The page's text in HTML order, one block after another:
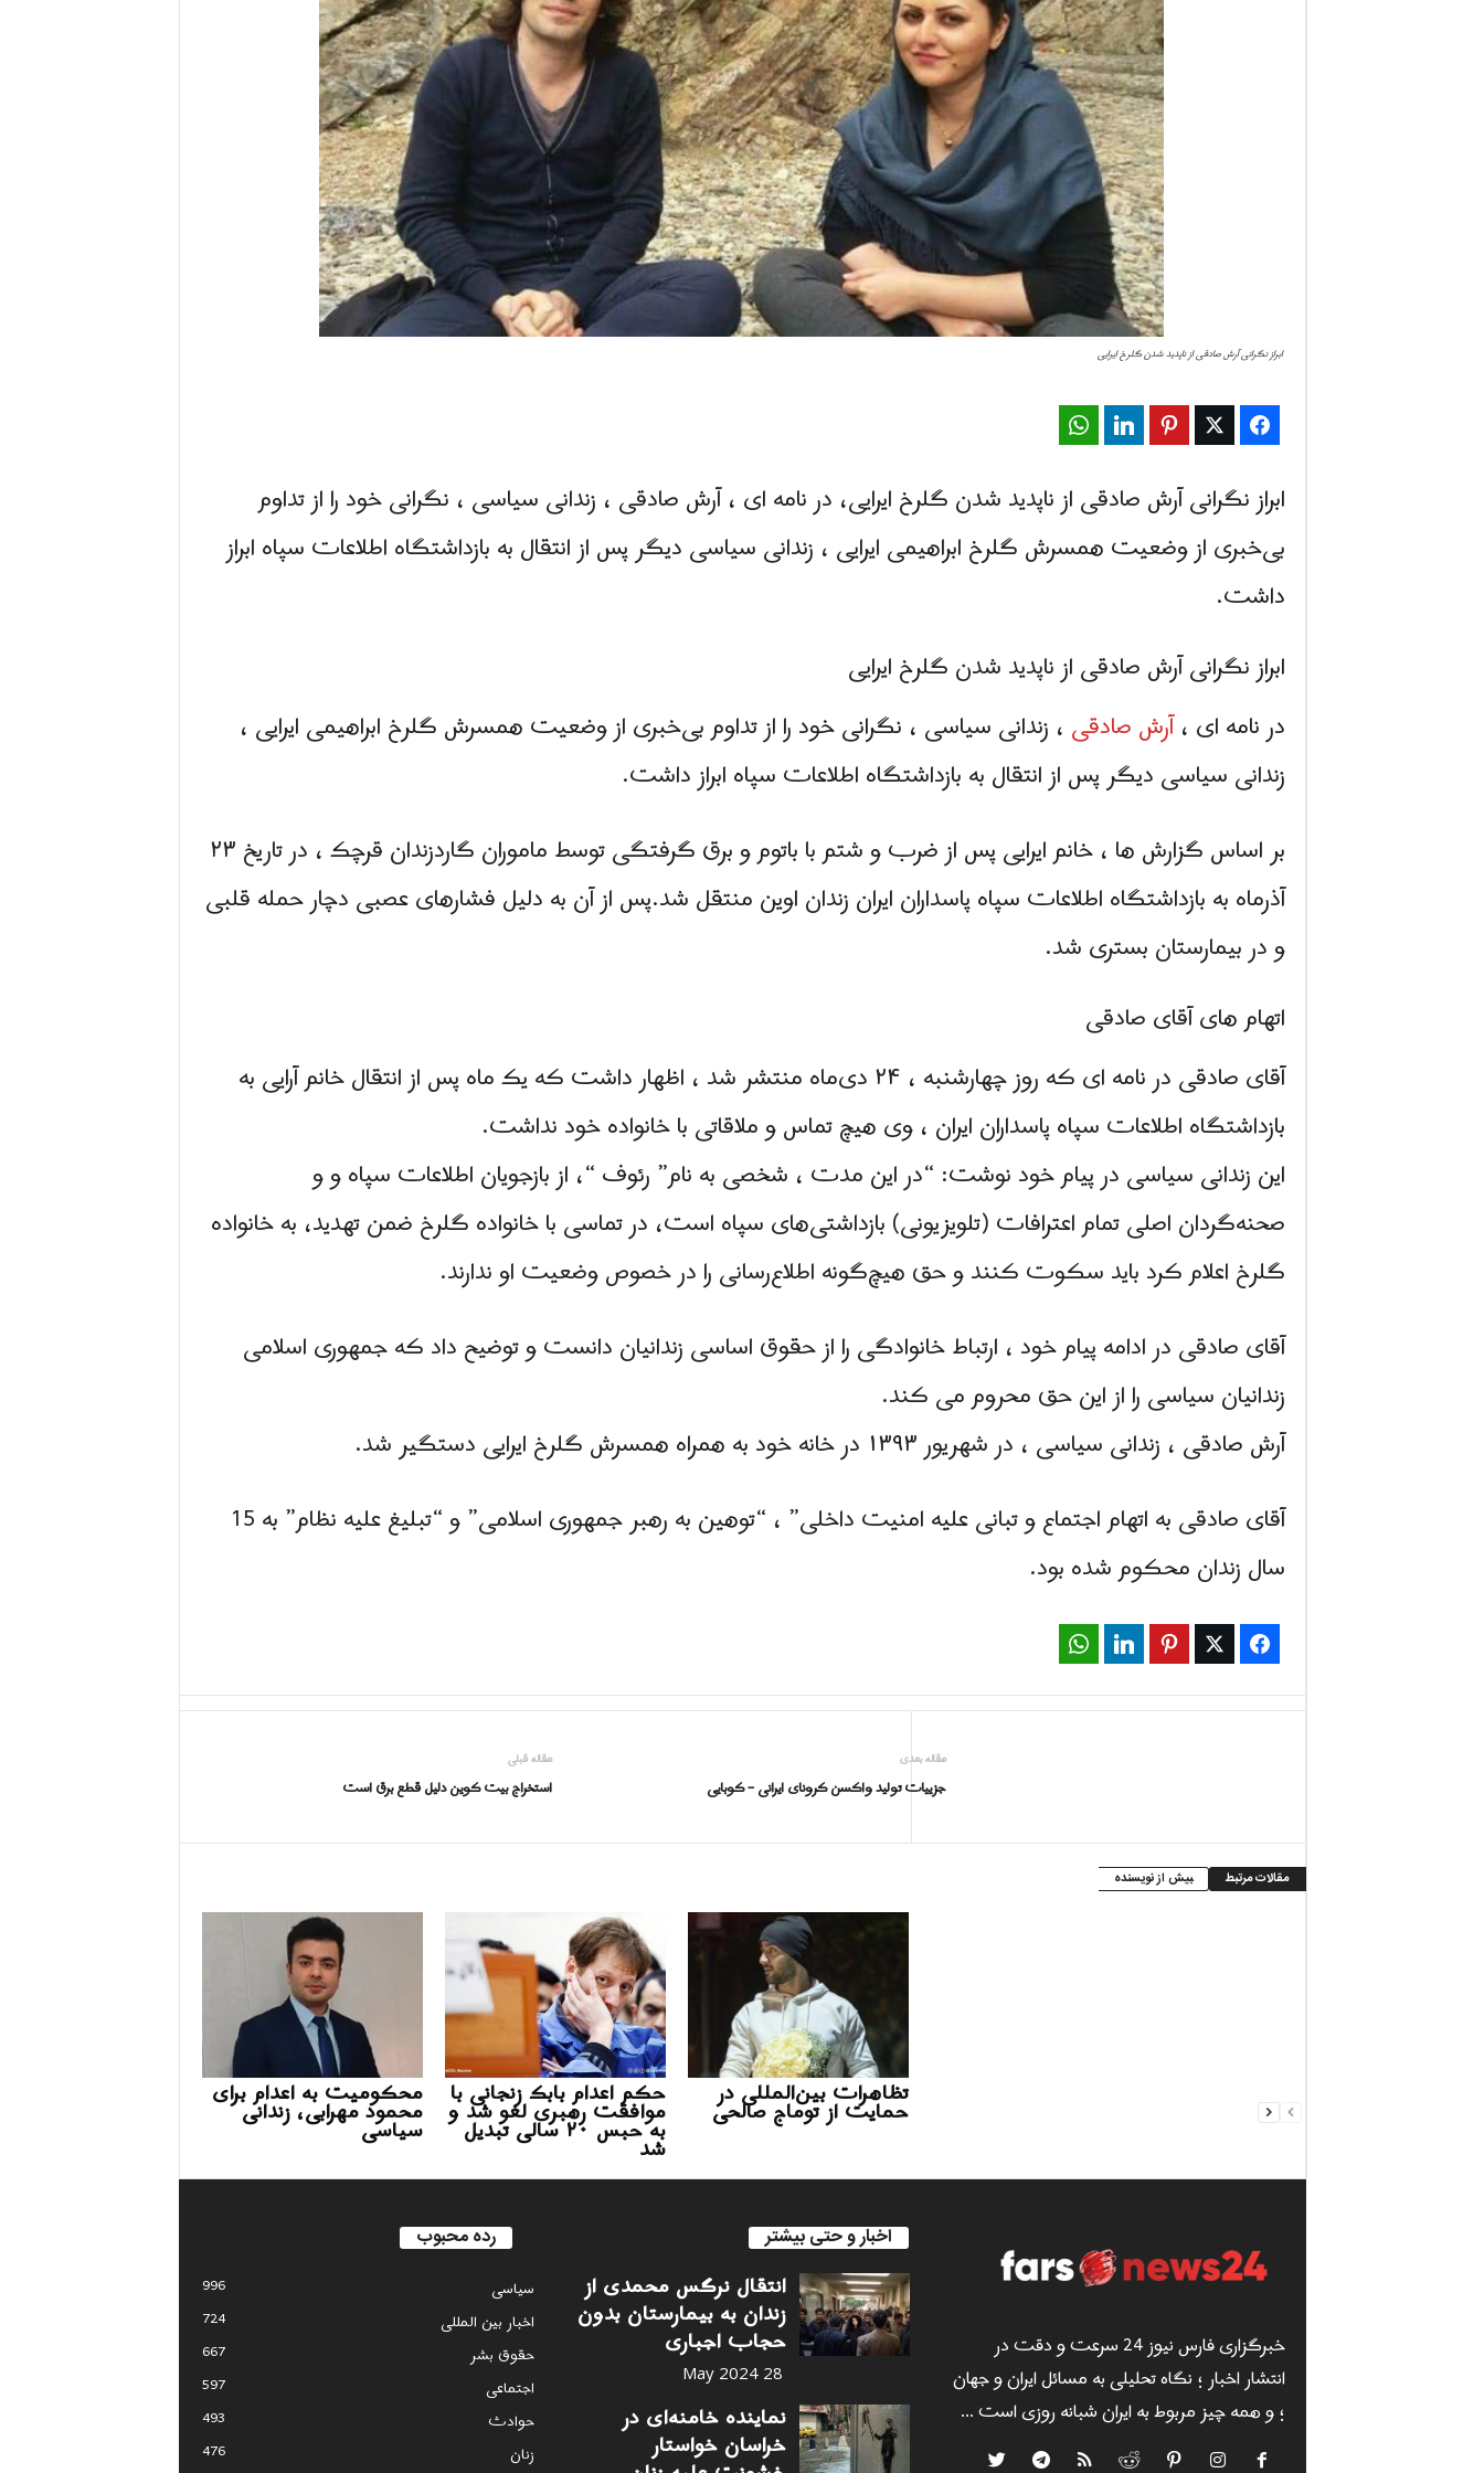
ف
ا
ر
س
ن
ی
و
ز
2
ابراز نگرانی آرش صادقی از ناپدید شدن گلرخ ایرایی
Facebook
Twitter
Pinterest
LinkedIn
ابراز نگرانی آرش صادقی از ناپدید شدن گلرخ ایرایی، در نامه ای ، آرش صادقی ، زندانی سیاسی ، نگرانی خود را از تداوم
بی‌خبری از وضعیت همسرش گلرخ ابراهیمی ایرایی ، زندانی سیاسی دیگر پس از انتقال به بازداشتگاه اطلاعات سپاه ابراز
داشت.
ابراز نگرانی آرش صادقی از ناپدید شدن گلرخ ایرایی
در نامه ای ،آرش صادقی ، زندانی سیاسی ، نگرانی خود را از تداوم بی‌خبری از وضعیت همسرش گلرخ ابراهیمی ایرایی ،
زندانی سیاسی دیگر پس از انتقال به بازداشتگاه اطلاعات سپاه ابراز داشت.
بر اساس گزارش ها ، خانم ایرایی پس از ضرب و شتم با باتوم و برق گرفتگی توسط ماموران گاردزندان قرچک ، در تاریخ ۲۳
آذرماه به بازداشتگاه اطلاعات سپاه پاسداران ایران زندان اوین منتقل شد.پس از آن به دلیل فشارهای عصبی دچار حمله قلبی
و در بیمارستان بستری شد.
اتهام هاى آقای صادقی
آقای صادقی در نامه ای که روز چهارشنبه ، ۲۴ دی‌ماه منتشر شد ، اظهار داشت كه یک ماه پس از انتقال خانم آرایی به
بازداشتگاه اطلاعات سپاه پاسداران ایران ، وی هیچ تماس و ملاقاتی با خانواده خود نداشت.
این زندانی سیاسی در پیام خود نوشت: “در این مدت ، شخصی به نام” رئوف “، از بازجویان اطلاعات سپاه و و
صحنه‌گردان اصلی تمام اعترافات (تلویزیونی) بازداشتی‌های سپاه است، در تماسی با خانواده گلرخ ضمن تهدید، به خانواده
گلرخ اعلام کرد باید سکوت کنند و حق هیچ‌گونه اطلاع‌رسانی را در خصوص وضعیت او ندارند.
آقای صادقی در ادامه پیام خود ، ارتباط خانوادگی را از حقوق اساسی زندانیان دانست و توضیح داد كه جمهوری اسلامی
زندانیان سیاسی را از این حق محروم می كند.
آرش صادقی ، زندانی سیاسی ، در شهریور ۱۳۹۳ در خانه خود به همراه همسرش گلرخ‌ ایرایی دستگیر شد.
آقای صادقی به اتهام اجتماع و تبانی علیه امنیت داخلی” ، “توهین به رهبر جمهوری اسلامی” و “تبلیغ علیه نظام” به 15
سال زندان محکوم شده بود.
Facebook
Twitter
Pinterest
LinkedIn
مقاله قبلی
استخراج بیت کوین دلیل قطع برق است
مقاله بعدی
جزییات تولید واکسن کرونای ایرانی – کوبایی
مقالات مرتبط بیش از نویسنده
محکومیت به اعدام برای
محمود مهرابی، زندانی
سیاسی
حکم اعدام بابک زنجانی با
موافقت رهبری لغو شد و
به حبس ۲۰ سالی تبدیل شد
تظاهرات بین‌المللی در
حمایت از توماج صالحی
خبرگزاری فارس نیوز 24 سرعت و دقت در
انتشار اخبار ؛ نگاه تحلیلی به مسائل ایران و جهان
؛ و همه چیز مربوط به ایران شبانه روزی است ...
اخبار و حتی بیشتر
انتقال نرگس محمدی از
زندان به بیمارستان بدون
حجاب اجباری
28 May 2024
نماینده خامنه‌ای در
خراسان خواستار
رده محبوب
سياسى
996
اخبار بین المللی
724
حقوق بشر
667
اجتماعی
597
حوادث
493
زنان
476